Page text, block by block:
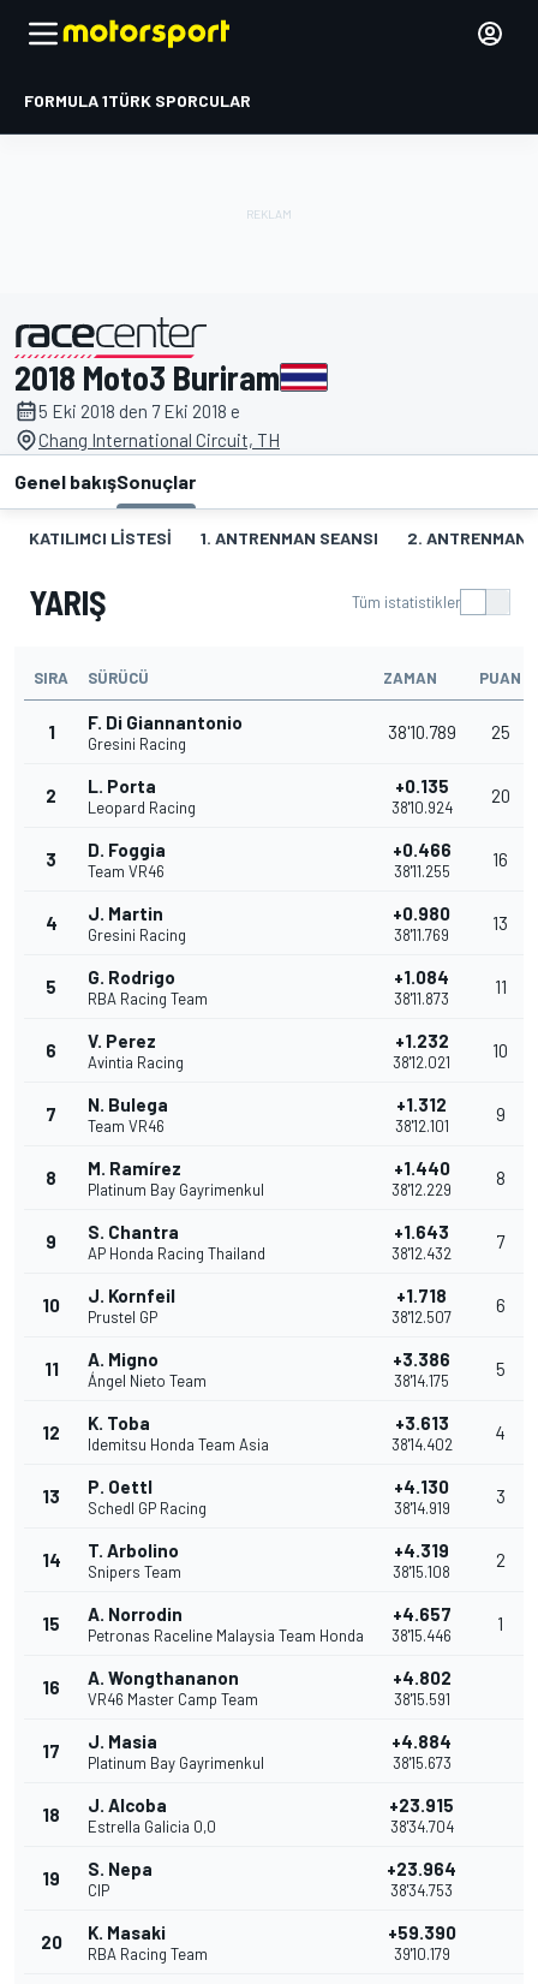
FORMULA 1TÜRK SPORCULAR
2018 Moto3 Buriram
5 Eki 2018 den 7 Eki 2018 e
Chang International Circuit, TH
Genel bakışSonuçlar
KATILIMCI LISTESI 1. ANTRENMAN SEANSI 2. ANTRENMAN
YARIŞ Tüm istatistikler
SIRA SÜRÜCÜ ZAMAN PUAN
1 F. Di Giannantonio
Gresini Racing
38'10.789 25
2 L. Porta
Leopard Racing
+0.135
38'10.924
20
3 D. Foggia
Team VR46
+0.466
38'11.255
16
4 J. Martin
Gresini Racing
+0.980
38'11.769
13
5 G. Rodrigo
RBA Racing Team
+1.084
38'11.873
11
6 V. Perez
Avintia Racing
+1.232
38'12.021
10
7 N. Bulega
Team VR46
+1.312
38'12.101
9
8 M. Ramírez
Platinum Bay Gayrimenkul
+1.440
38'12.229
8
9 S. Chantra
AP Honda Racing Thailand
+1.643
38'12.432
7
10 J. Kornfeil
Prustel GP
+1.718
38'12.507
6
11 A. Migno
Ángel Nieto Team
+3.386
38'14.175
5
12 K. Toba
Idemitsu Honda Team Asia
+3.613
38'14.402
4
13 P. Oettl
Schedl GP Racing
+4.130
38'14.919
3
14 T. Arbolino
Snipers Team
+4.319
38'15.108
2
15 A. Norrodin
Petronas Raceline Malaysia Team Honda
+4.657
38'15.446
1
16 A. Wongthananon
VR46 Master Camp Team
+4.802
38'15.591
17 J. Masia
Platinum Bay Gayrimenkul
+4.884
38'15.673
18 J. Alcoba
Estrella Galicia 0,0
+23.915
38'34.704
19 S. Nepa
CIP
+23.964
38'34.753
20 K. Masaki
RBA Racing Team
+59.390
39'10.179